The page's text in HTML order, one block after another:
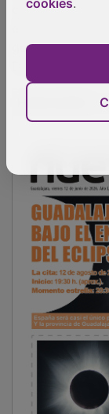
En su nuevo
planificación y
recursos, la
financiera y el
solvencia y
Promoción
Estos
Eurocaja
cookies.